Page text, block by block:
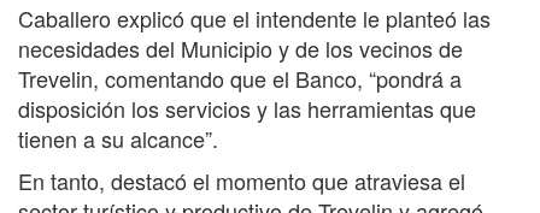
Caballero explicó que el intendente le planteó las
necesidades del Municipio y de los vecinos de
Trevelin, comentando que el Banco, “pondrá a
disposición los servicios y las herramientas que
tienen a su alcance”.
En tanto, destacó el momento que atraviesa el